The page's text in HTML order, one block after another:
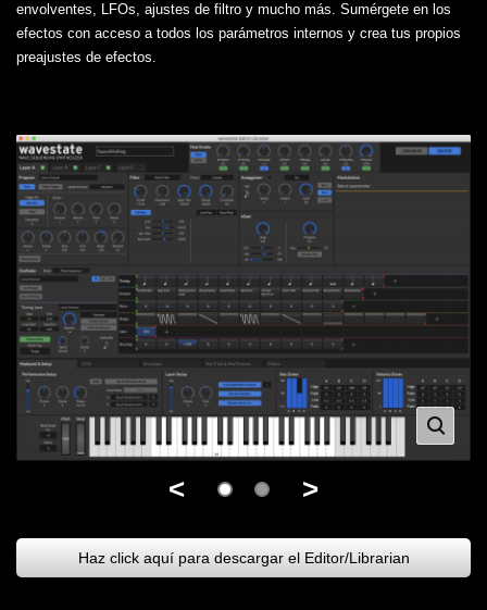
envolventes, LFOs, ajustes de filtro y mucho más. Sumérgete en los
efectos con acceso a todos los parámetros internos y crea tus propios
preajustes de efectos.
< >
Haz click aquí para descargar el Editor/Librarian